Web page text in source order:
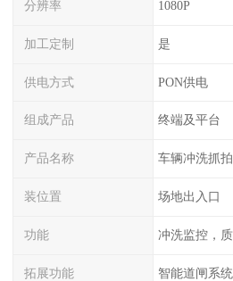
分辨率 1080P
加工定制 是
供电方式 PON供电
组成产品 终端及平台
产品名称 车辆冲洗抓拍
装位置 场地出入口
功能
拓展功能